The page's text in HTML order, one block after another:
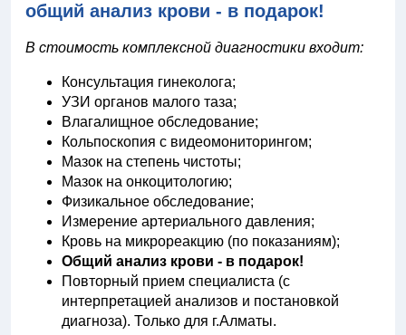
общий анализ крови - в подарок!
В стоимость комплексной диагностики входит:
Консультация гинеколога;
УЗИ органов малого таза;
Влагалищное обследование;
Кольпоскопия с видеомониторингом;
Мазок на степень чистоты;
Мазок на онкоцитологию;
Физикальное обследование;
Измерение артериального давления;
Кровь на микрореакцию (по показаниям);
Общий анализ крови - в подарок!
Повторный прием специалиста (с
интерпретацией анализов и постановкой
диагноза). Только для г.Алматы.